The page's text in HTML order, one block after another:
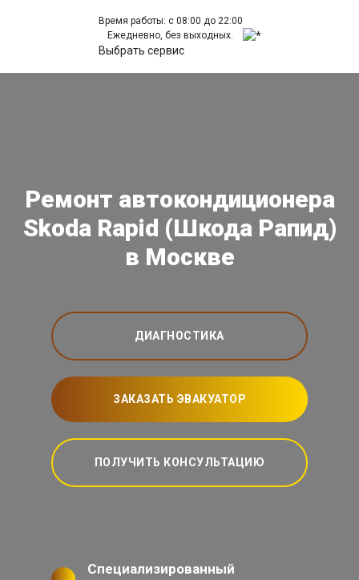
Время работы: с 08:00 до 22:00
Ежедневно, без выходных.
Выбрать сервис
Ремонт автокондиционера
Skoda Rapid (Шкода Рапид)
в Москве
ДИАГНОСТИКА
ЗАКАЗАТЬ ЭВАКУАТОР
ПОЛУЧИТЬ КОНСУЛЬТАЦИЮ
Специализированный